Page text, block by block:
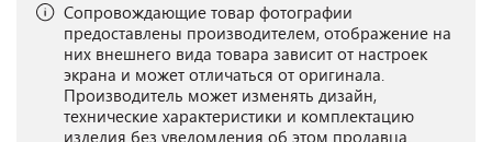
Сопровождающие товар фотографии
предоставлены производителем, отображение на
них внешнего вида товара зависит от настроек
экрана и может отличаться от оригинала.
Производитель может изменять дизайн,
технические характеристики и комплектацию
изделия без уведомления об этом продавца.